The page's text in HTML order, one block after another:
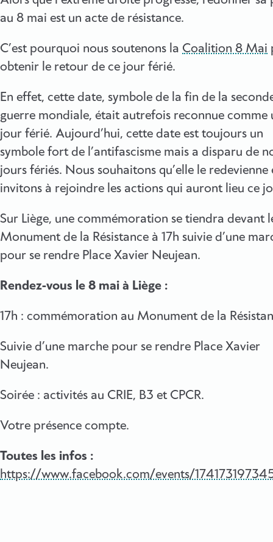
au 8 mai est un acte de résistance.
C’est pourquoi nous soutenons la Coalition 8 Mai
obtenir le retour de ce jour férié.
En effet, cette date, symbole de la fin de la
guerre mondiale, était autrefois reconnue comme
jour férié. Aujourd’hui, cette date est toujours un
symbole fort de l’antifascisme mais a disparu de
jours fériés. Nous souhaitons qu’elle le redevienne
invitons à rejoindre les actions qui auront lieu ce
Sur Liège, une commémoration se tiendra devant
Monument de la Résistance à 17h suivie d’une
pour se rendre Place Xavier Neujean.
Rendez-vous le 8 mai à Liège :
17h : commémoration au Monument de la
Suivie d’une marche pour se rendre Place Xavier
Neujean.
Soirée : activités au CRIE, B3 et CPCR.
Votre présence compte.
Toutes les infos :
https://www.facebook.com/events/